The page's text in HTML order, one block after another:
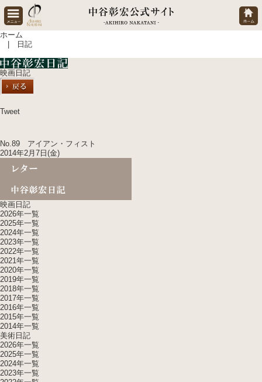
ホーム
| 日記
映画日記
Tweet
No.89 アイアン・フィスト
2014年2月7日(金)
映画日記
2026年一覧
2025年一覧
2024年一覧
2023年一覧
2022年一覧
2021年一覧
2020年一覧
2019年一覧
2018年一覧
2017年一覧
2016年一覧
2015年一覧
2014年一覧
美術日記
2026年一覧
2025年一覧
2024年一覧
2023年一覧